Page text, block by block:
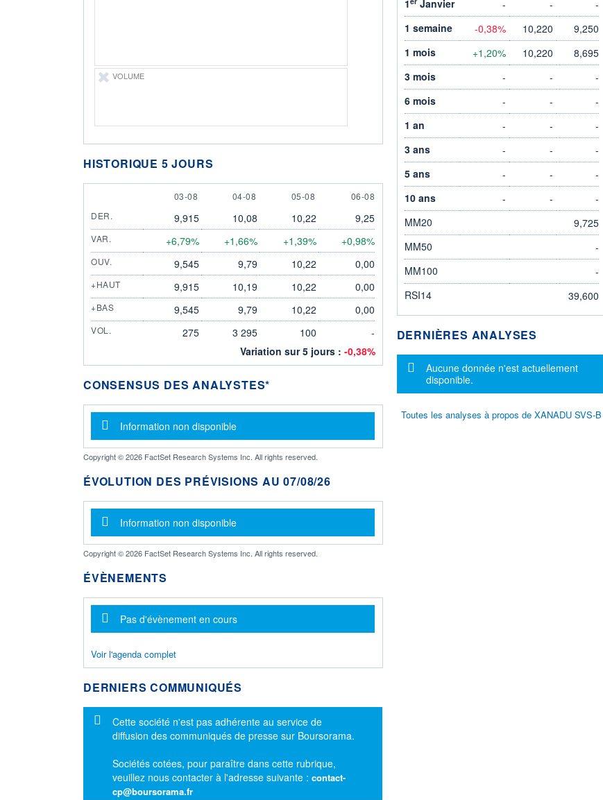
VOLUME
HISTORIQUE 5 JOURS
3 AUGUST
03-08 4 AUGUST
04-08 5 AUGUST
05-08 6 AUGUST
06-08
DER.
9,915 10,08 10,22 9,25
VAR. +6,79% +1,66% +1,39% +0,98%
OUV. 9,545 9,79 10,22 0,00
+HAUT 9,915 10,19 10,22 0,00
+BAS 9,545 9,79 10,22 0,00
VOL. 275 3 295 100
-
Variation sur 5 jours : -0,38%
CONSENSUS DES ANALYSTES*
Message d'information
Information non disponible
Copyright © 2026 FactSet Research Systems Inc. All rights reserved.
ÉVOLUTION DES PRÉVISIONS AU 07/08/26
Message d'information
Information non disponible
Copyright © 2026 FactSet Research Systems Inc. All rights reserved.
ÉVÈNEMENTS
Message d'information
Pas d'évènement en cours
Voir l'agenda complet
DERNIERS COMMUNIQUÉS
Message d'information
Cette société n'est pas adhérente au service de
diffusion des communiqués de presse sur Boursorama.
Sociétés cotées, pour paraître dans cette rubrique,
veuillez nous contacter à l'adresse suivante : contact-
cp@boursorama.fr
1 Janvier - -
-
1 semaine
-0,38% 10,220
9,250
1 mois
+1,20% 10,220
8,695
3 mois
- -
-
6 mois
- -
-
1 an
- -
-
3 ans
- -
-
5 ans
- -
-
10 ans
- -
-
MM20
9,725
MM50
-
MM100
-
RSI14
39,600
DERNIÈRES ANALYSES
Message d'information
Aucune donnée n'est actuellement
disponible.
Toutes les analyses à propos de XANADU SVS-B